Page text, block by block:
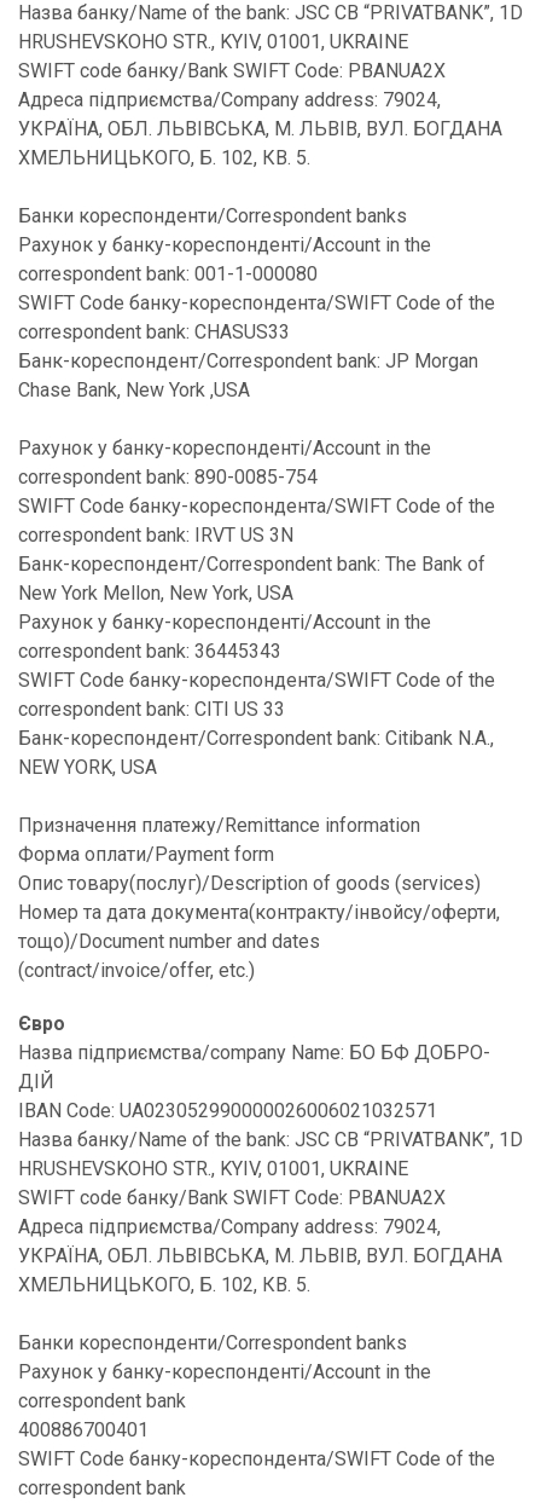
Назва банку/Name of the bank: JSC CB “PRIVATBANK”, 1D
HRUSHEVSKOHO STR., KYIV, 01001, UKRAINE
SWIFT code банку/Bank SWIFT Code: PBANUA2X
Адреса підприємства/Company address: 79024,
УКРАЇНА, ОБЛ. ЛЬВІВСЬКА, М. ЛЬВІВ, ВУЛ. БОГДАНА
ХМЕЛЬНИЦЬКОГО, Б. 102, КВ. 5.
Банки кореспонденти/Correspondent banks
Рахунок у банку-кореспонденті/Account in the
correspondent bank: 001-1-000080
SWIFT Code банку-кореспондента/SWIFT Code of the
correspondent bank: CHASUS33
Банк-кореспондент/Correspondent bank: JP Morgan
Chase Bank, New York ,USA
Рахунок у банку-кореспонденті/Account in the
correspondent bank: 890-0085-754
SWIFT Code банку-кореспондента/SWIFT Code of the
correspondent bank: IRVT US 3N
Банк-кореспондент/Correspondent bank: The Bank of
New York Mellon, New York, USA
Рахунок у банку-кореспонденті/Account in the
correspondent bank: 36445343
SWIFT Code банку-кореспондента/SWIFT Code of the
correspondent bank: CITI US 33
Банк-кореспондент/Correspondent bank: Citibank N.A.,
NEW YORK, USA
Призначення платежу/Remittance information
Форма оплати/Payment form
Опис товару(послуг)/Description of goods (services)
Номер та дата документа(контракту/інвойсу/оферти,
тощо)/Document number and dates
(contract/invoice/offer, etc.)
Євро
Назва підприємства/company Name: БО БФ ДОБРО-
ДІЙ
IBAN Code: UA023052990000026006021032571
Назва банку/Name of the bank: JSC CB “PRIVATBANK”, 1D
HRUSHEVSKOHO STR., KYIV, 01001, UKRAINE
SWIFT code банку/Bank SWIFT Code: PBANUA2X
Адреса підприємства/Company address: 79024,
УКРАЇНА, ОБЛ. ЛЬВІВСЬКА, М. ЛЬВІВ, ВУЛ. БОГДАНА
ХМЕЛЬНИЦЬКОГО, Б. 102, КВ. 5.
Банки кореспонденти/Correspondent banks
Рахунок у банку-кореспонденті/Account in the
correspondent bank
400886700401
SWIFT Code банку-кореспондента/SWIFT Code of the
correspondent bank